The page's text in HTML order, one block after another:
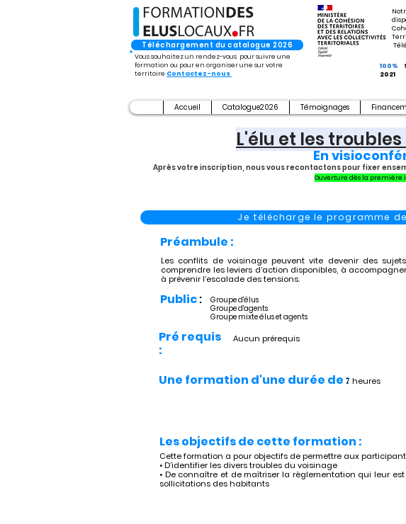
Téléchargement du catalogue 2026
Vous souhaitez un rendez-vous pour suivre une
formation ou pour en organiser une sur votre
territoire Contactez-nous
100%
2021
Accueil Catalogue2026 Témoignages
L'élu et les
En
Après votre inscription, nous vous recontactons pour fixer
Ouverture dès la première
Préambule :
Les conflits de voisinage peuvent vite devenir des
comprendre les leviers d’action disponibles, à
à prévenir l’escalade des tensions.
Public:
Groupe d'élus
Groupe d'agents
Groupe mixte élus et agents
Pré requis
:
Aucun prérequis
Une formation d'une durée de :7 heures
Les objectifs de cette formation :
Cette formation a pour objectifs de permettre aux
• D’identifier les divers troubles du voisinage
• De connaître et de maîtriser la règlementation qui leur
sollicitations des habitants
Je télécharge le programme